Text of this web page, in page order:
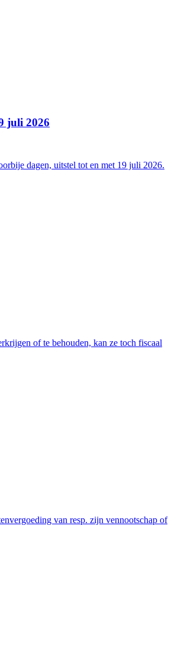
juli 2026
dagen, uitstel tot en met 19 juli 2026.
of te behouden, kan ze toch fiscaal
van resp. zijn vennootschap of